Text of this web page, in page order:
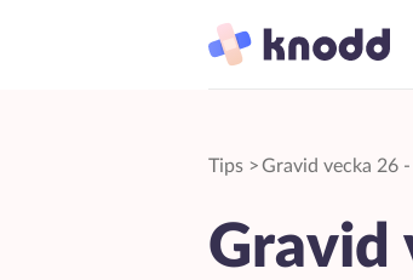
Tips >Gravid vecka 26
Gravid